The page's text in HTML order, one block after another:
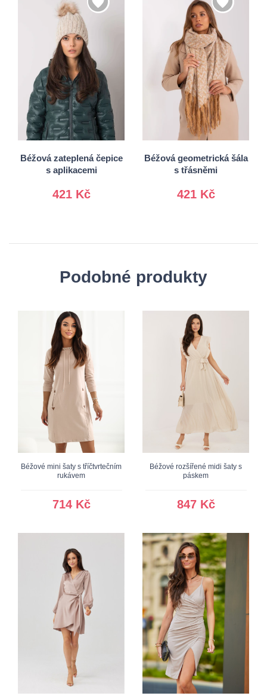
Béžová zateplená čepice
s aplikacemi
421 Kč
Univerzální
Béžová geometrická šála
s třásněmi
421 Kč
Univerzální
Podobné produkty
Béžové mini šaty s tříčtvrtečním
rukávem
714 Kč
Béžové rozšířené midi šaty s
páskem
847 Kč